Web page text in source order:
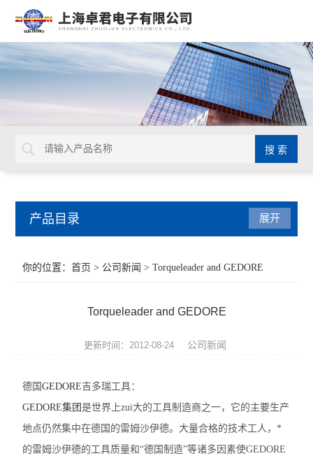
产品目录
焊接拆焊
防静电产品
日本TOHNICHI
展开
你的位置：首页 > 公司新闻 > Torqueleader and GEDORE
Torqueleader and GEDORE
更新时间：2012-08-24 公司新闻
德国GEDORE吉多瑞工具：
GEDORE集团是世界上zui大的工具制造商之一，它的主要生产
地点仍然集中在德国的雷姆沙伊德。大量合格的技术工人，*
的雷姆沙伊德的工具质量和“德国制造”等诸多因素使GEDORE